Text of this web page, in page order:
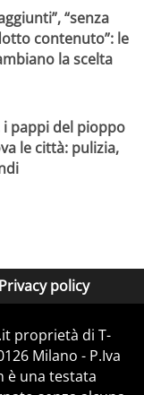
“senza
contenuto”: le
la scelta
pappi del pioppo
le città: pulizia,
Privacy policy
proprietà di T-
Milano - P.Iva
è una testata